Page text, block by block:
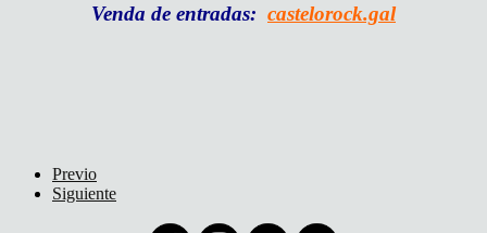
Venda de entradas: castelorock.gal
Previo
Siguiente